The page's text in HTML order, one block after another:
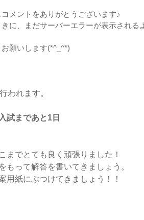
メントをありがとうございます♪
に、まだサーバーエラーが表示される
願いします(*^_^*)
われます。
試まであと1日
までとても良く頑張りました！
もって解答を書いてきましょう。
用紙にぶつけてきましょう！！